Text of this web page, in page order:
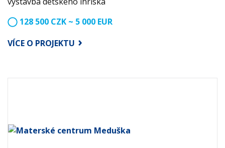
128 500 CZK ~ 5 000 EUR
VÍCE O PROJEKTU